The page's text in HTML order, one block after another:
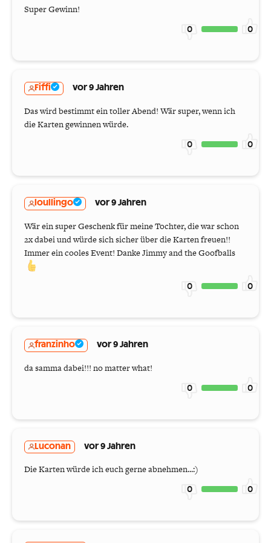
Super Gewinn!
0 0
Fiffi vor 9 Jahren
Das wird bestimmt ein toller Abend! Wär super, wenn ich
die Karten gewinnen würde.
0 0
loullingo vor 9 Jahren
Wär ein super Geschenk für meine Tochter, die war schon
2x dabei und würde sich sicher über die Karten freuen!!
Immer ein cooles Event! Danke Jimmy and the Goofballs
0 0
franzinho vor 9 Jahren
da samma dabei!!! no matter what!
0 0
Luconan vor 9 Jahren
Die Karten würde ich euch gerne abnehmen...:)
0 0